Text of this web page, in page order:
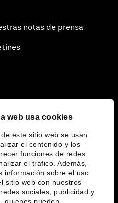
web usa cookies
este sitio web se usan
el contenido y los
funciones de redes
el tráfico. Además,
información sobre el uso
sitio web con nuestros
sociales, publicidad y
notas de prensa